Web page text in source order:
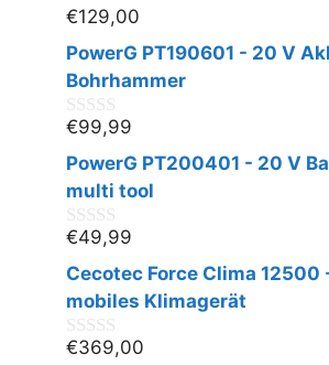
0
v
o
n
€129,00
PowerG PT190601 - 20 V
Bohrhammer
0
v
o
n
€99,99
PowerG PT200401 - 20 V
multi tool
0
v
o
n
€49,99
Cecotec Force Clima 12500
mobiles Klimagerät
0
€369,00